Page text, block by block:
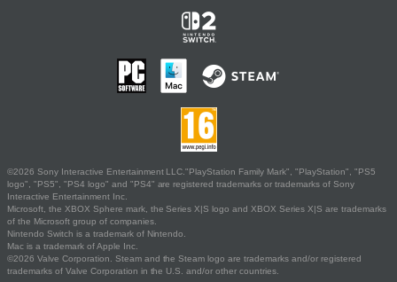
©2026 Sony Interactive Entertainment LLC."PlayStation Family Mark", "PlayStation", "PS5
logo", "PS5", "PS4 logo" and "PS4" are registered trademarks or trademarks of Sony
Interactive Entertainment Inc.
Microsoft, the XBOX Sphere mark, the Series X|S logo and XBOX Series X|S are trademarks
of the Microsoft group of companies.
Nintendo Switch is a trademark of Nintendo.
Mac is a trademark of Apple Inc.
©2026 Valve Corporation. Steam and the Steam logo are trademarks and/or registered
trademarks of Valve Corporation in the U.S. and/or other countries.